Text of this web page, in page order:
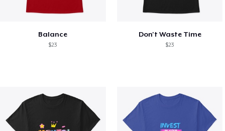
Balance
$23
Don't Waste Time
$23